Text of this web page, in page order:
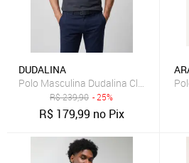
DUDALINA
Polo Masculina Dudalina Clássica Azul
R$239,90 - 25%
R$ 179,99 no Pix